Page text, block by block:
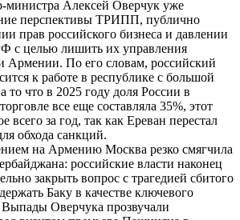
министра Алексей Оверчук уже
перспективы ТРИПП, публично
прав российского бизнеса и давлении
с целью лишить их управления
Армении. По его словам, российский
к работе в республике с большой
то что в 2025 году доля России в
все еще составляла 35%, этот
всего за год, так как Ереван перестал
обхода санкций.
на Армению Москва резко смягчила
российские власти наконец
закрыть вопрос с трагедией сбитого
Баку в качестве ключевого
Выпады Оверчука прозвучали